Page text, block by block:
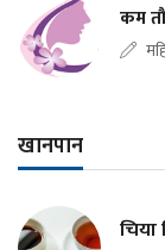
कम
खानपान